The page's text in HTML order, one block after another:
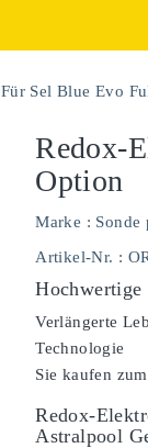
Sel Blue Evo
Redox-
Option
Marke : Sonde
Artikel-Nr. :
Hochwertige
Verlängerte
Technologie
Sie kaufen
Redox-
Astralpool